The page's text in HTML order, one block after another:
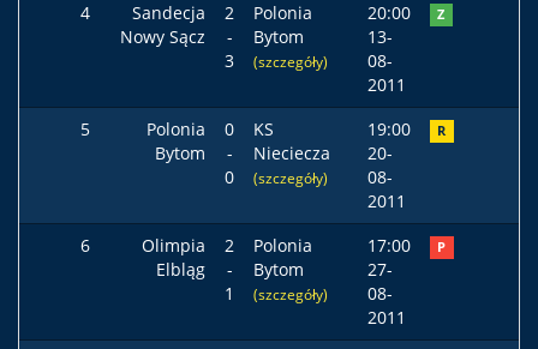
4
Sandecja
Nowy Sącz
2
-
3
Polonia
Bytom
(szczegóły)
20:00
13-
08-
2011
Z
5
Polonia
Bytom
0
-
0
KS
Nieciecza
(szczegóły)
19:00
20-
08-
2011
R
6
Olimpia
Elbląg
2
-
1
Polonia
Bytom
(szczegóły)
17:00
27-
08-
2011
P